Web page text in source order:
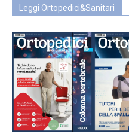
Leggi Ortopedici&Sanitari